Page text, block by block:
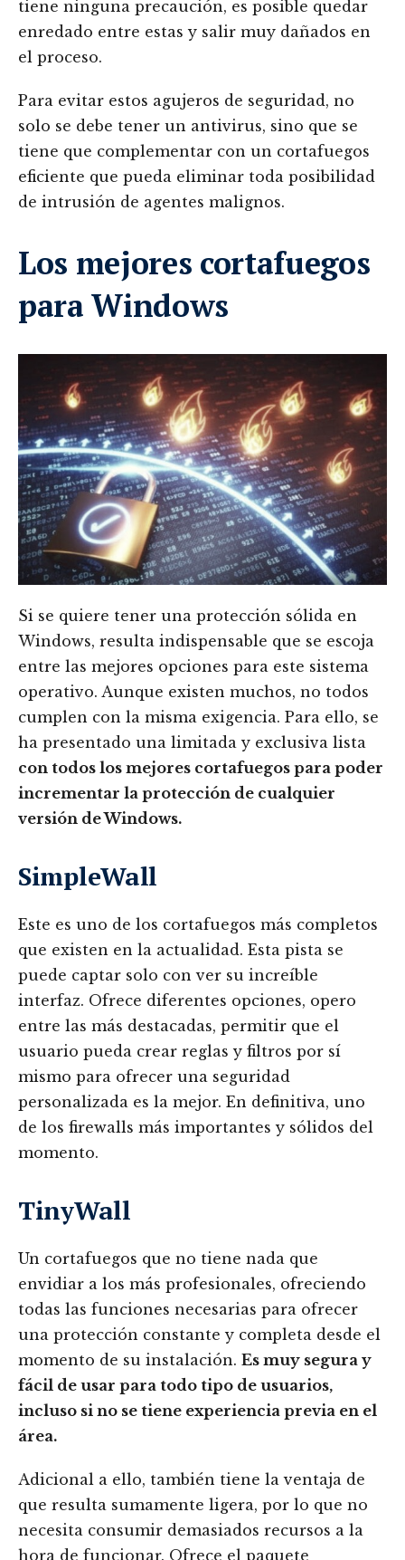
tiene ninguna precaución, es posible quedar
enredado entre estas y salir muy dañados en
el proceso.
Para evitar estos agujeros de seguridad, no
solo se debe tener un antivirus, sino que se
tiene que complementar con un cortafuegos
eficiente que pueda eliminar toda posibilidad
de intrusión de agentes malignos.
Los mejores cortafuegos
para Windows
Si se quiere tener una protección sólida en
Windows, resulta indispensable que se escoja
entre las mejores opciones para este sistema
operativo. Aunque existen muchos, no todos
cumplen con la misma exigencia. Para ello, se
ha presentado una limitada y exclusiva lista
con todos los mejores cortafuegos para poder
incrementar la protección de cualquier
versión de Windows.
SimpleWall
Este es uno de los cortafuegos más completos
que existen en la actualidad. Esta pista se
puede captar solo con ver su increíble
interfaz. Ofrece diferentes opciones, opero
entre las más destacadas, permitir que el
usuario pueda crear reglas y filtros por sí
mismo para ofrecer una seguridad
personalizada es la mejor. En definitiva, uno
de los firewalls más importantes y sólidos del
momento.
TinyWall
Un cortafuegos que no tiene nada que
envidiar a los más profesionales, ofreciendo
todas las funciones necesarias para ofrecer
una protección constante y completa desde el
momento de su instalación. Es muy segura y
fácil de usar para todo tipo de usuarios,
incluso si no se tiene experiencia previa en el
área.
Adicional a ello, también tiene la ventaja de
que resulta sumamente ligera, por lo que no
necesita consumir demasiados recursos a la
hora de funcionar. Ofrece el paquete